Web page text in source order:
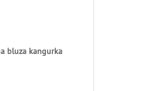
bluza kangurka